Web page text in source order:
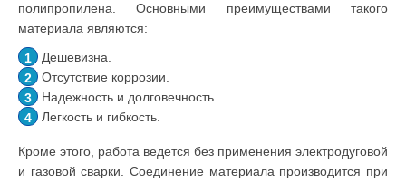
полипропилена. Основными преимуществами такого
материала являются:
Дешевизна.
Отсутствие коррозии.
Надежность и долговечность.
Легкость и гибкость.
Кроме этого, работа ведется без применения электродуговой
и газовой сварки. Соединение материала производится при